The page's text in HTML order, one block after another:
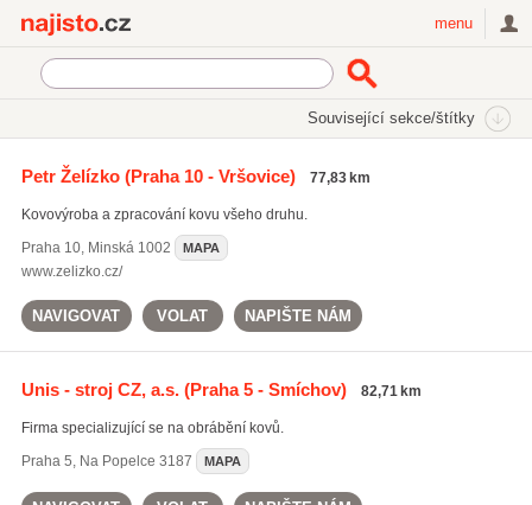
menu
Související sekce/štítky
Najisto.cz
frézování (866)
jádrové vrtání(596)
Petr Želízko(Praha 10 - Vršovice) 77,83 km
Kovovýroba a zpracování kovu všeho druhu.
Praha 10, Minská 1002 MAPA
www.zelizko.cz/
NAVIGOVAT VOLAT NAPIŠTE NÁM
Unis - stroj CZ, a.s.(Praha 5 - Smíchov) 82,71 km
Firma specializující se na obrábění kovů.
Praha 5, Na Popelce 3187 MAPA